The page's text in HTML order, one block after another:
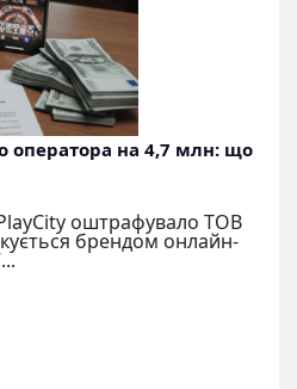
оператора на 4,7 млн: що
оштрафувало ТОВ
брендом онлайн-